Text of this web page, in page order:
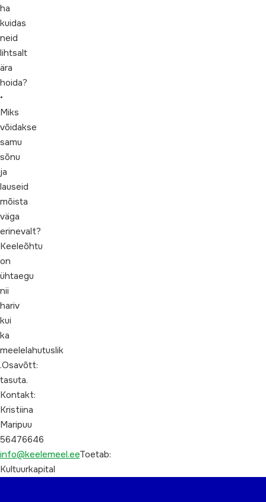
ha
kuidas
neid
lihtsalt
ära
hoida?
•
Miks
võidakse
samu
sõnu
ja
lauseid
mõista
väga
erinevalt?
Keeleõhtu
on
ühtaegu
nii
hariv
kui
ka
meelelahutuslik
.Osavõtt:
tasuta.
Kontakt:
Kristiina
Maripuu
56476646
info@keelemeel.eeToetab:
Kultuurkapital